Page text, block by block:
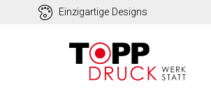
Einzigartige Designs